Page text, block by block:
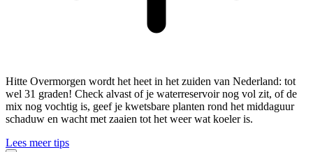
Hitte Overmorgen wordt het heet in het zuiden van Nederland: tot
wel 31 graden! Check alvast of je waterreservoir nog vol zit, of de
mix nog vochtig is, geef je kwetsbare planten rond het middaguur
schaduw en wacht met zaaien tot het weer wat koeler is.
Lees meer tips